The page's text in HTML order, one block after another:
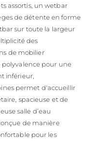
assortis, un wetbar
de détente en forme
sur toute la largeur
des
de mobilier
polyvalence pour une
inférieur,
permet d'accueillir
spacieuse et de
salle d’eau
de manière
pour les